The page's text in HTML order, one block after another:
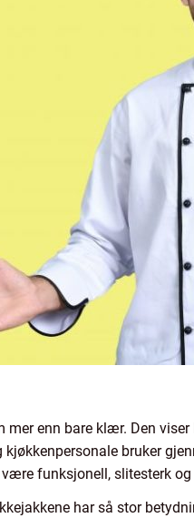
mer enn bare klær. Den
bruker
funksjonell, slitesterk
har så stor